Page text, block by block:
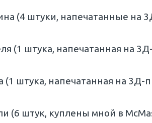
(4 штуки, напечатанные на
(1 штука, напечатанная на
(1 штука, напечатанная на
(6 штук, куплены мной в